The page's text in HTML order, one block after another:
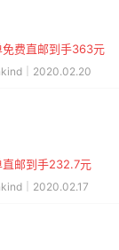
免费直邮到手363元
｜2020.02.20
直邮到手232.7元
｜2020.02.17